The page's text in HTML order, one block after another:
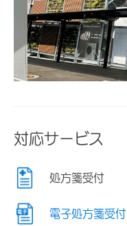
対応サービス
処方箋受付
電子処方箋受付